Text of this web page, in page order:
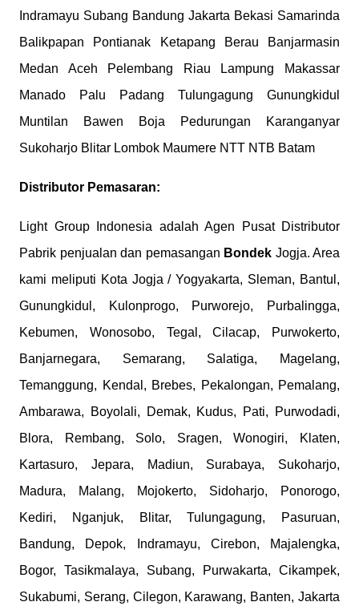
Indramayu Subang Bandung Jakarta Bekasi Samarinda
Balikpapan Pontianak Ketapang Berau Banjarmasin
Medan Aceh Pelembang Riau Lampung Makassar
Manado Palu Padang Tulungagung Gunungkidul
Muntilan Bawen Boja Pedurungan Karanganyar
Sukoharjo Blitar Lombok Maumere NTT NTB Batam
Distributor Pemasaran:
Light Group Indonesia adalah Agen Pusat Distributor
Pabrik penjualan dan pemasangan Bondek Jogja. Area
kami meliputi Kota Jogja / Yogyakarta, Sleman, Bantul,
Gunungkidul, Kulonprogo, Purworejo, Purbalingga,
Kebumen, Wonosobo, Tegal, Cilacap, Purwokerto,
Banjarnegara, Semarang, Salatiga, Magelang,
Temanggung, Kendal, Brebes, Pekalongan, Pemalang,
Ambarawa, Boyolali, Demak, Kudus, Pati, Purwodadi,
Blora, Rembang, Solo, Sragen, Wonogiri, Klaten,
Kartasuro, Jepara, Madiun, Surabaya, Sukoharjo,
Madura, Malang, Mojokerto, Sidoharjo, Ponorogo,
Kediri, Nganjuk, Blitar, Tulungagung, Pasuruan,
Bandung, Depok, Indramayu, Cirebon, Majalengka,
Bogor, Tasikmalaya, Subang, Purwakarta, Cikampek,
Sukabumi, Serang, Cilegon, Karawang, Banten, Jakarta